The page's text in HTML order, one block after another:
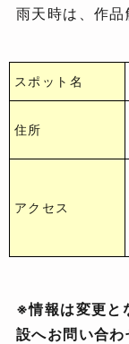
雨天時は、作
スポット名
住所
アクセス
※情報は変更と
設へお問い合わ